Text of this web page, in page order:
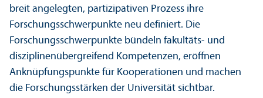
breit angelegten, partizipativen Prozess ihre
Forschungs­schwerpunkte neu definiert. Die
Forschungs­schwerpunkte bündeln fakultäts- und
disziplinen­übergreifend Kompetenzen, eröffnen
Anknüpfungs­punkte für Kooperationen und machen
die Forschungs­stärken der Universität sichtbar.